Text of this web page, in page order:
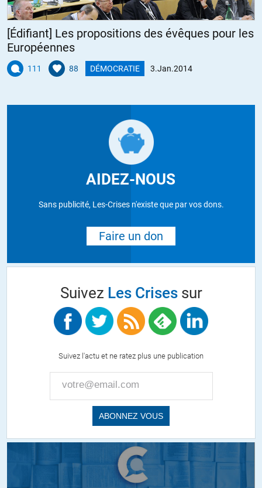
[Édifiant] Les propositions des évêques pour les
Européennes
111 88 DÉMOCRATIE 3.Jan.2014
AIDEZ-NOUS
Sans publicité, Les-Crises n'existe que par vos dons.
Faire un don
Suivez Les Crisessur
Suivez l'actu et ne ratez plus une publication